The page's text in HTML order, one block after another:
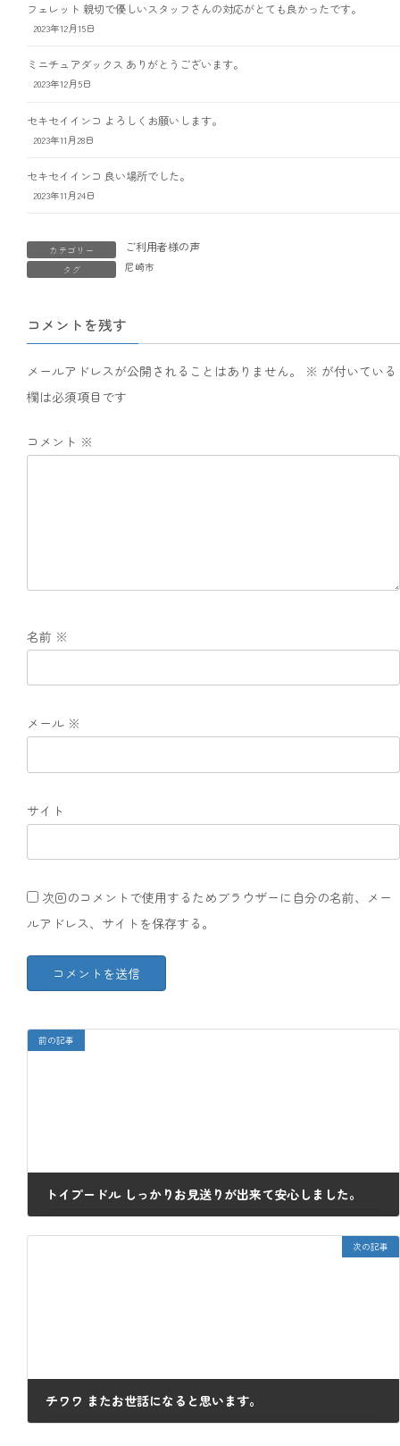
フェレット 親切で優しいスタッフさんの対応がとても良かったです。
2023年12月15日
ミニチュアダックス ありがとうございます。
2023年12月5日
セキセイインコ よろしくお願いします。
2023年11月28日
セキセイインコ 良い場所でした。
2023年11月24日
カテゴリー ご利用者様の声
タグ 尼崎市
コメントを残す
メールアドレスが公開されることはありません。 ※ が付いている
欄は必須項目です
コメント ※
名前 ※
メール ※
サイト
次回のコメントで使用するためブラウザーに自分の名前、メー
ルアドレス、サイトを保存する。
前の記事
トイプードル しっかりお見送りが出来て安心しました。
次の記事
チワワ またお世話になると思います。